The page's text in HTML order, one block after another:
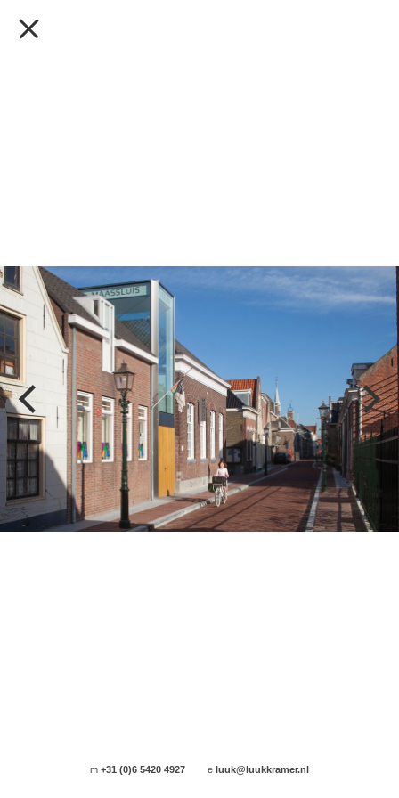
m+31 (0)6 5420 4927 e luuk@luukkramer.nl